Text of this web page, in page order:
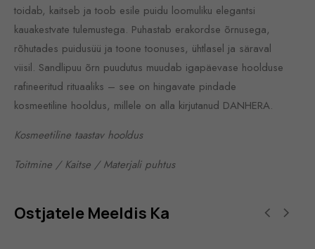
toidab, kaitseb ja toob esile puidu loomuliku elegantsi
kauakestvate tulemustega. Puhastab erakordse õrnusega,
rõhutades puidusüü ja toone toonuses, ühtlasel ja säraval
viisil. Sandlipuu õrn puudutus muudab igapäevase hoolduse
rafineeritud rituaaliks – see on hingavate pindade
kosmeetiline hooldus, millele on alla kirjutanud DANHERA.
Kosmeetiline taastav hooldus
Toitmine / Kaitse / Materjali puhtus
Ostjatele Meeldis Ka